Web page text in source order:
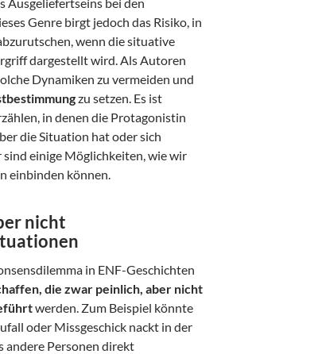
Genre birgt jedoch das Risiko, in
wenn die situative
dargestellt wird. Als Autoren
Dynamiken zu vermeiden und
zu setzen. Es ist
in denen die Protagonistin
die Situation hat oder sich
einige Möglichkeiten, wie wir
einbinden können.
nicht
in ENF-Geschichten
die zwar peinlich, aber nicht
werden. Zum Beispiel könnte
oder Missgeschick nackt in der
andere Personen direkt